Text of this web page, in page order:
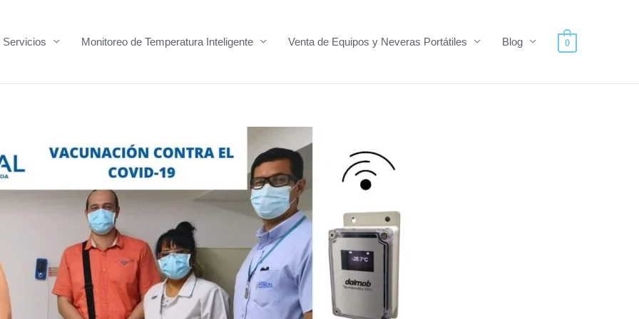
Servicios Monitoreo de Temperatura Inteligente Venta de Equipos y Neveras Portátiles Blog 0